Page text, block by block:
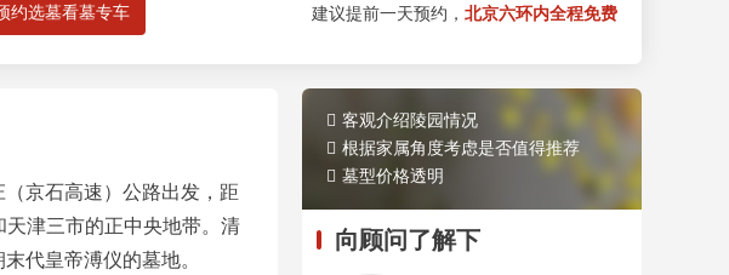
约选墓看墓专车 建议提前一天预约， 北京六环内全程免费
京石高速）公路出发，距
津三市的正中央地带。清
代皇帝溥仪的墓地。
客观介绍陵园情况
根据家属角度考虑是否值得推荐
墓型价格透明
向顾问了解下